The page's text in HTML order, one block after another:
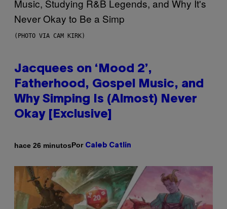
(PHOTO VIA CAM KIRK)
Jacquees on ‘Mood 2’,
Fatherhood, Gospel Music, and
Why Simping Is (Almost) Never
Okay [Exclusive]
hace 26 minutosPor Caleb Catlin